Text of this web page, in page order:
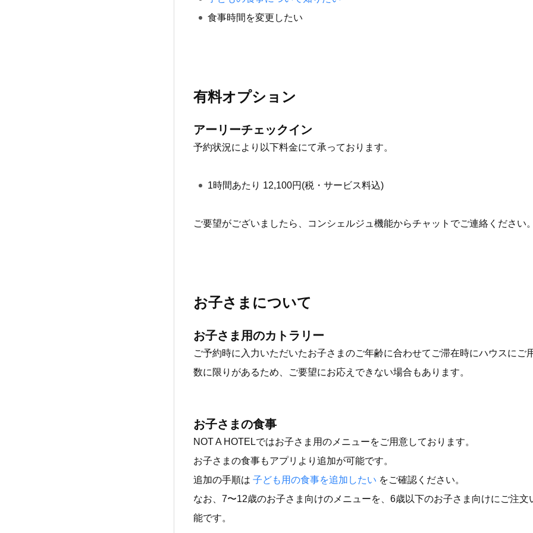
食事時間を変更したい
有料オプション
アーリーチェックイン
予約状況により以下料金にて承っております。
1時間あたり 12,100円(税・サービス料込)
ご要望がございましたら、コンシェルジュ機能からチャットでご連絡ください
お子さまについて
お子さま用のカトラリー
ご予約時に入力いただいたお子さまのご年齢に合わせてご滞在時にハウスにご
数に限りがあるため、ご要望にお応えできない場合もあります。
お子さまの食事
NOT A HOTELではお子さま用のメニューをご用意しております。
お子さまの食事もアプリより追加が可能です。
追加の手順は 子ども用の食事を追加したい をご確認ください。
なお、7〜12歳のお子さま向けのメニューを、6歳以下のお子さま向けにご注文
能です。